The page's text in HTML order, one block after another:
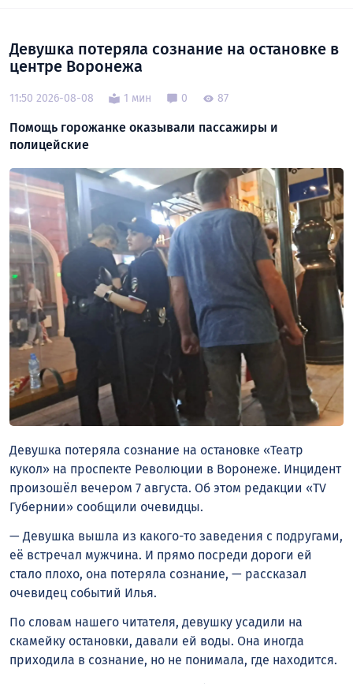
Девушка потеряла сознание на остановке в
центре Воронежа
11:50 2026-08-08 1 мин 0 87
Помощь горожанке оказывали пассажиры и
полицейские
Девушка потеряла сознание на остановке «Театр
кукол» на проспекте Революции в Воронеже. Инцидент
произошёл вечером 7 августа. Об этом редакции «TV
Губернии» сообщили очевидцы.
— Девушка вышла из какого-то заведения с подругами,
её встречал мужчина. И прямо посреди дороги ей
стало плохо, она потеряла сознание, — рассказал
очевидец событий Илья.
По словам нашего читателя, девушку усадили на
скамейку остановки, давали ей воды. Она иногда
приходила в сознание, но не понимала, где находится.